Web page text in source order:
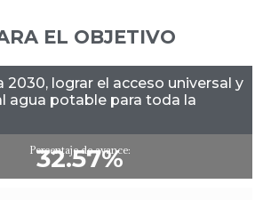
EL OBJETIVO
2030, lograr el acceso universal y
agua potable para toda la
Porcentaje de avance:
32.57%